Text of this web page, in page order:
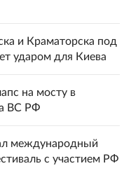
и Краматорска под
ударом для Киева
на мосту в
ВС РФ
международный
с участием РФ